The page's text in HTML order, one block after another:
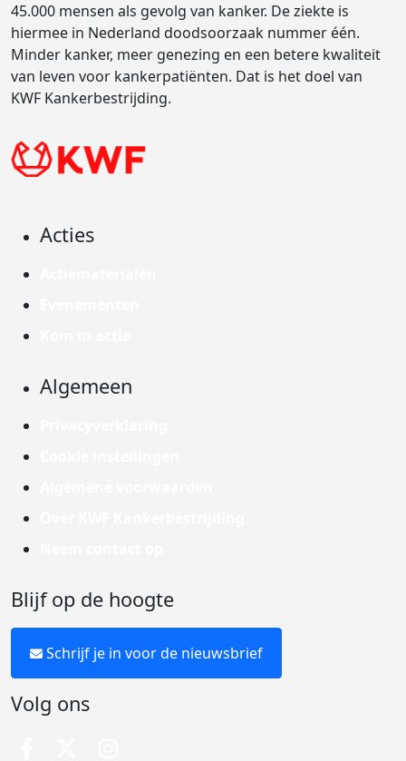
45.000 mensen als gevolg van kanker. De ziekte is
hiermee in Nederland doodsoorzaak nummer één.
Minder kanker, meer genezing en een betere kwaliteit
van leven voor kankerpatiënten. Dat is het doel van
KWF Kankerbestrijding.
Acties
Algemeen
Blijf op de hoogte
Schrijf je in voor de nieuwsbrief
Volg ons